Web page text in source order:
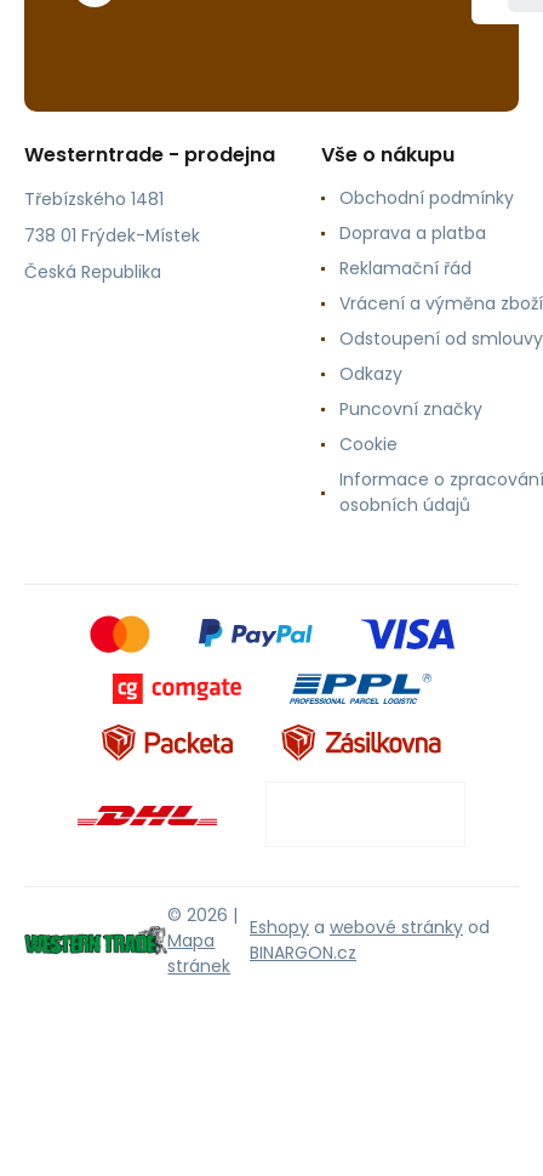
Westerntrade - prodejna
Třebízského 1481
738 01 Frýdek-Místek
Česká Republika
Vše o nákupu
Obchodní podmínky
Doprava a platba
Reklamační řád
Vrácení a výměna zboží
Odstoupení od smlouvy
Odkazy
Puncovní značky
Cookie
Informace o zpracování
osobních údajů
© 2026 |
Mapa
stránek
Eshopy a webové stránky od
BINARGON.cz